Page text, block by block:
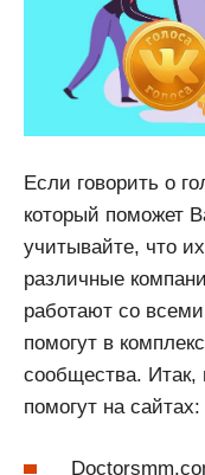
Если говорить о
который поможет
учитывайте, что
различные
работают со
помогут в
сообщества. Итак,
помогут на сайтах: